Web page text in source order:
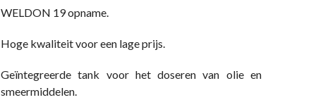
WELDON 19 opname.
Hoge kwaliteit voor een lage prijs.
Geïntegreerde tank voor het doseren van olie en
smeermiddelen.